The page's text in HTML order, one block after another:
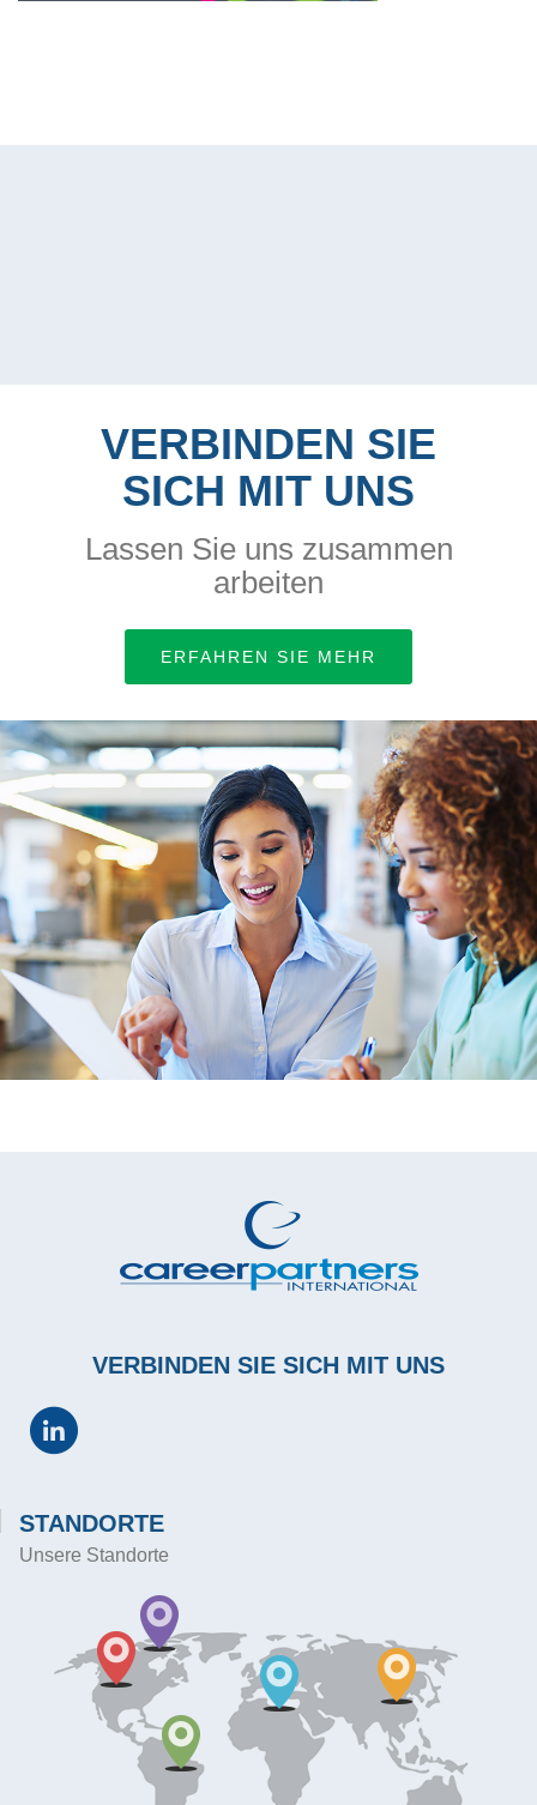
VERBINDEN SIE
SICH MIT UNS
Lassen Sie uns zusammen
arbeiten
ERFAHREN SIE MEHR
VERBINDEN SIE SICH MIT UNS
STANDORTE
Unsere Standorte